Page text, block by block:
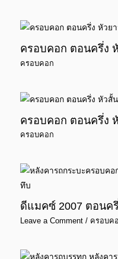
ครอบคอก ตอนครึ่ง
ครอบคอก
ครอบคอก ตอนครึ่ง
ครอบคอก
ดีแมคซ์ 2007 ตอนค
Leave a Comment / ครอบค